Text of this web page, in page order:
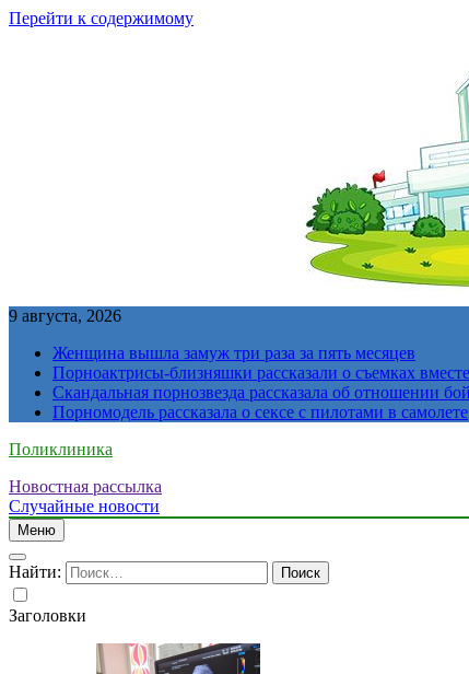
Перейти к содержимому
9 августа, 2026
Женщина вышла замуж три раза за пять месяцев
Порноактрисы-близняшки рассказали о съемках вместе
Скандальная порнозвезда рассказала об отношении
Порномодель рассказала о сексе с пилотами в самолете
Поликлиника
Новостная рассылка
Случайные новости
Меню
Найти:
Заголовки